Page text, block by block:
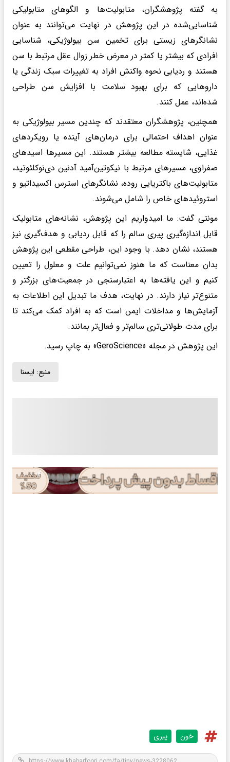
به گفته پژوهشگران، متابولیت‌ها و الگوهای متابولیکی
شناسایی‌شده در این پژوهش در نهایت می‌توانند به عنوان
نشانگرهای زیستی برای تخمین سن بیولوژیکی، شناسایی
افرادی که بیشتر یا کمتر در معرض خطر زوال عقل مرتبط با سن
هستند و ردیابی نحوه واکنش افراد به تغییرات سبک زندگی یا
داروهایی که برای بهبود سلامت با افزایش سن طراحی
شده‌اند، عمل کنند.
همچنین، پژوهشگران معتقدند که چندین مسیر بیولوژیکی به
عنوان اهداف احتمالی برای درمان‌های آینده یا رویکردهای
غذایی، شایسته مطالعه بیشتر هستند. این مسیرها اسیدهای
صفراوی، مسیرهای مرتبط با نیکوتین‌آمید آدنین دی‌نوکلئوتید،
متابولیت‌های باکتریایی روده، نشانگرهای استرس اکسیداتیو و
استروئیدهای خاص را شامل می‌شوند.
مونتی گفت: ما امیدواریم این پژوهش، نشانه‌های متابولیک
قابل اندازه‌گیری پیری سالم را که قابل ردیابی و هدف‌گیری نیز
هستند، نشان دهد. با وجود این، طراحی مقطعی این پژوهش
بدان معناست که ما هنوز نمی‌توانیم علت و معلول را تعیین
کنیم و این یافته‌ها به اعتبارسنجی در جمعیت‌های بزرگتر و
متنوع‌تر نیاز دارند. در نهایت، هدف ما تبدیل این اطلاعات به
آزمایش‌ها و مداخلات ایمن است که به افراد کمک می‌کند تا
برای مدت طولانی‌تری سالم‌تر و فعال‌تر بمانند.
این پژوهش در مجله «GeroScience» به چاپ رسید.
منبع: ايسنا
خون پیری